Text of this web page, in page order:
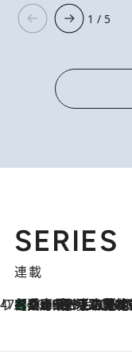
1 / 5
SERIES
連載
47都道府県の手みやげ ひんやりスイーツで夏を満喫
2026.8.8
【兵庫県】この夏絶対食べたい 冷やしておいしいおやつ3選 淡路島の恵みをジェラートに集約